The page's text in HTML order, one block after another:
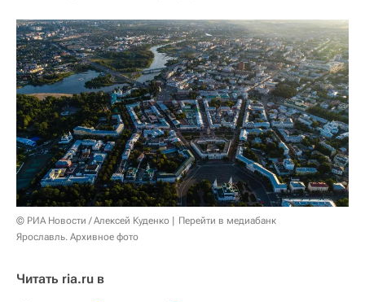
© РИА Новости / Алексей Куденко
Перейти в медиабанк
Ярославль. Архивное фото
Читать ria.ru в